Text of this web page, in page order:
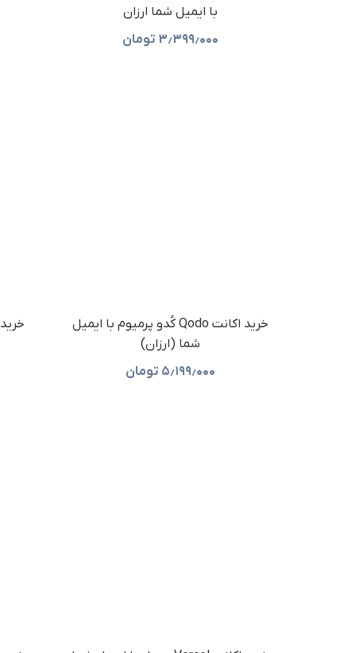
با ایمیل شما ارزان
۳٫۳۹۹٫۰۰۰ تومان
خرید اکانت Qodo کُدو پرمیوم با ایمیل
شما (ارزان)
۵٫۱۹۹٫۰۰۰ تومان